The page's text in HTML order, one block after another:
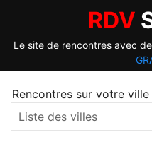
RDV
Le site de rencontres avec
Rencontres sur votre ville